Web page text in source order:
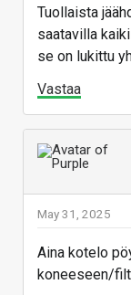
koneesta
Vastaa
Tuollaista
saatavilla
se on lukittu
Vastaa
May 31, 2025
Aina kotelo
koneeseen/